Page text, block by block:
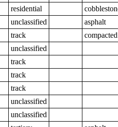
residential
unclassified
asphalt
track
compacted
unclassified
track
track
track
unclassified
unclassified